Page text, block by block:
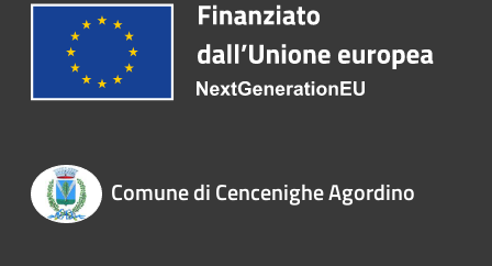
Comune di Cencenighe Agordino